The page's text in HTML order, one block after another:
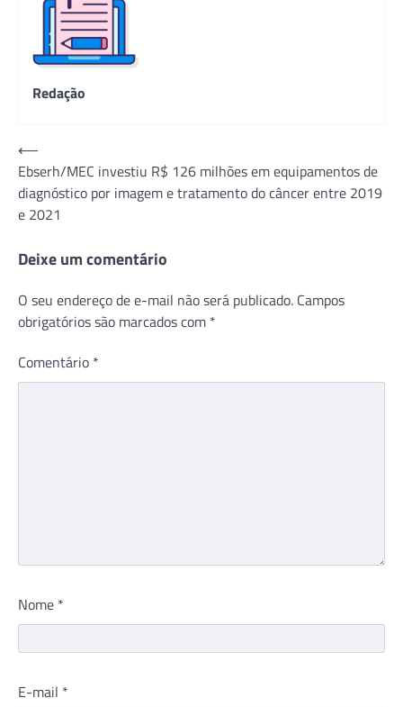
Redação
Navegação
de
Post
⟵
Ebserh/MEC investiu R$ 126 milhões em equipamentos de
diagnóstico por imagem e tratamento do câncer entre 2019
e 2021
Deixe um comentário
O seu endereço de e-mail não será publicado. Campos
obrigatórios são marcados com *
Comentário *
Nome *
E-mail *